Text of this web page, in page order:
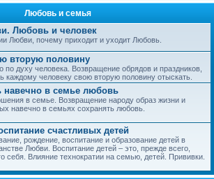
Любовь и семья
Любовь и человек
Любви, почему приходит и уходит Любовь.
вторую половину
по духу человека. Возвращение обрядов и праздников,
каждому человеку свою вторую половину отыскать.
навечно в семье любовь
в семье. Возвращение народу образ жизни и
навечно в семьях сохранять любовь.
счастливых детей
рождение, воспитание и образование детей в
Любви. Воспитание детей – это, прежде всего,
себя. Влияние технократии на семью, детей. Прививки.